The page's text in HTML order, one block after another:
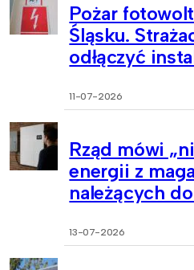
Pożar
Śląsku.
odłączyć
11-07-2026
Rząd mówi
energii z
należących
13-07-2026